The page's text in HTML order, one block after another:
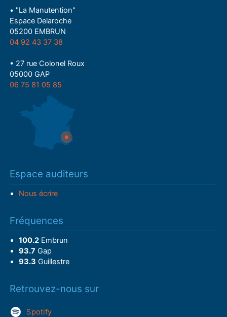
• "La Manutention"
Espace Delaroche
05200 EMBRUN
04 92 43 37 38
• 27 rue Colonel Roux
05000 GAP
06 75 81 05 85
Espace auditeurs
Nous écrire
Fréquences
100.2Embrun
93.7 Gap
93.3 Guillestre
Retrouvez-nous sur
Spotify